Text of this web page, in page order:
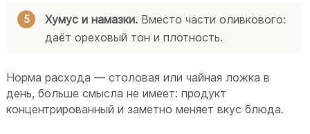
Хумус и намазки. Вместо части оливкового:
даёт ореховый тон и плотность.
Норма расхода — столовая или чайная ложка в
день, больше смысла не имеет: продукт
концентрированный и заметно меняет вкус блюда.